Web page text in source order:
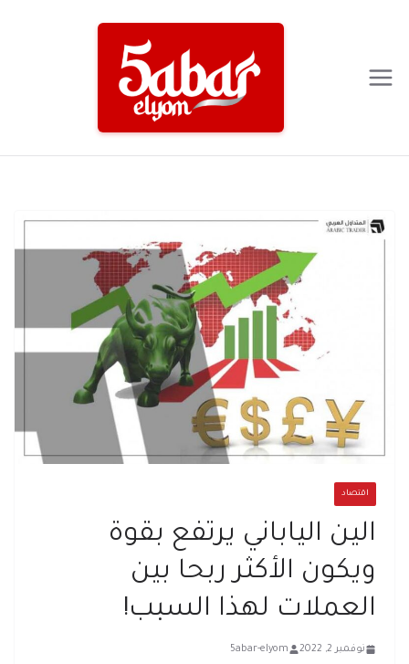
اقتصاد
الين الياباني يرتفع بقوة
ويكون الأكثر ربحا بين
العملات لهذا السبب!
نوفمبر 2, 2022 5abar-elyom